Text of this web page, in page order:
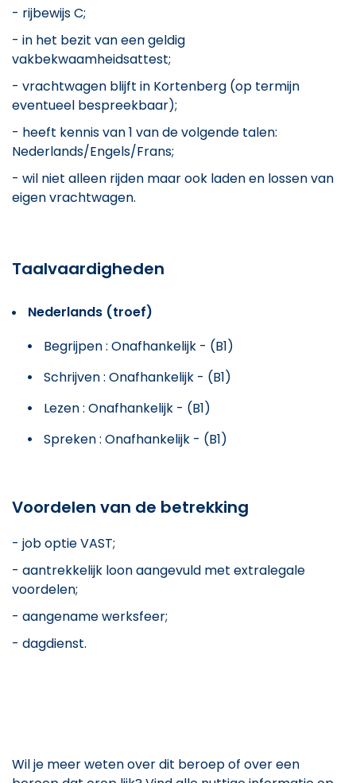
- rijbewijs C;
- in het bezit van een geldig
vakbekwaamheidsattest;
- vrachtwagen blijft in Kortenberg (op termijn
eventueel bespreekbaar);
- heeft kennis van 1 van de volgende talen:
Nederlands/Engels/Frans;
- wil niet alleen rijden maar ook laden en lossen van
eigen vrachtwagen.
Taalvaardigheden
Nederlands (troef)
Begrijpen : Onafhankelijk - (B1)
Schrijven : Onafhankelijk - (B1)
Lezen : Onafhankelijk - (B1)
Spreken : Onafhankelijk - (B1)
Voordelen van de betrekking
- job optie VAST;
- aantrekkelijk loon aangevuld met extralegale
voordelen;
- aangename werksfeer;
- dagdienst.
Wil je meer weten over dit beroep of over een